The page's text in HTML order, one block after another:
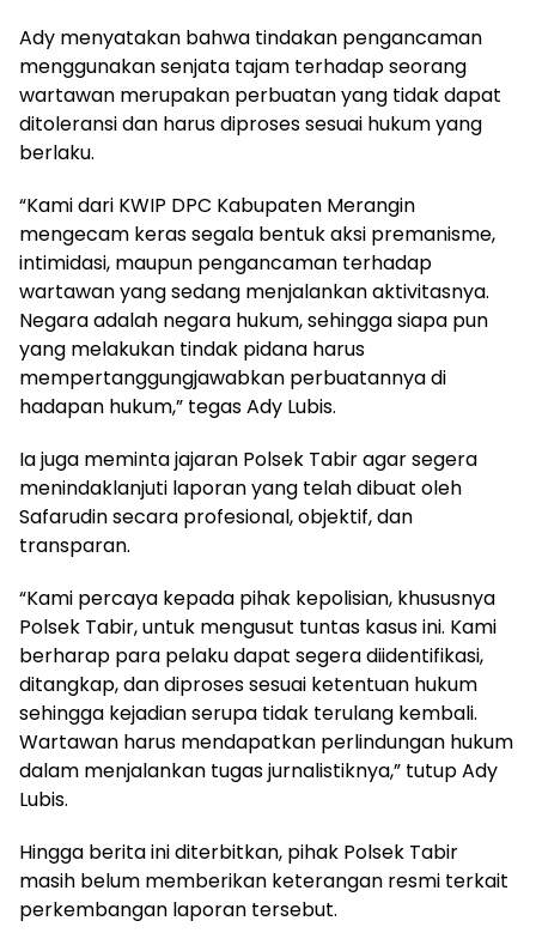
Ady menyatakan bahwa tindakan pengancaman
menggunakan senjata tajam terhadap seorang
wartawan merupakan perbuatan yang tidak dapat
ditoleransi dan harus diproses sesuai hukum yang
berlaku.
“Kami dari KWIP DPC Kabupaten Merangin
mengecam keras segala bentuk aksi premanisme,
intimidasi, maupun pengancaman terhadap
wartawan yang sedang menjalankan aktivitasnya.
Negara adalah negara hukum, sehingga siapa pun
yang melakukan tindak pidana harus
mempertanggungjawabkan perbuatannya di
hadapan hukum,” tegas Ady Lubis.
Ia juga meminta jajaran Polsek Tabir agar segera
menindaklanjuti laporan yang telah dibuat oleh
Safarudin secara profesional, objektif, dan
transparan.
“Kami percaya kepada pihak kepolisian, khususnya
Polsek Tabir, untuk mengusut tuntas kasus ini. Kami
berharap para pelaku dapat segera diidentifikasi,
ditangkap, dan diproses sesuai ketentuan hukum
sehingga kejadian serupa tidak terulang kembali.
Wartawan harus mendapatkan perlindungan hukum
dalam menjalankan tugas jurnalistiknya,” tutup Ady
Lubis.
Hingga berita ini diterbitkan, pihak Polsek Tabir
masih belum memberikan keterangan resmi terkait
perkembangan laporan tersebut.